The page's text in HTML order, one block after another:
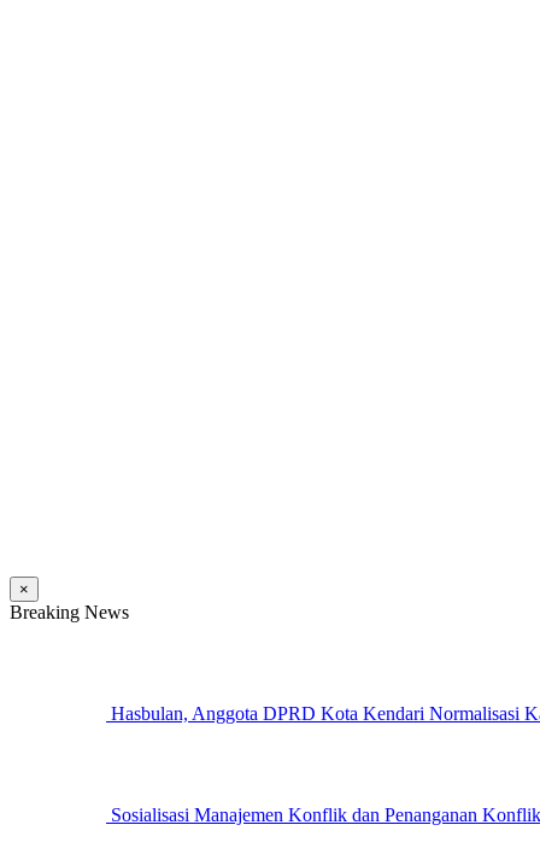
×
Breaking News
Hasbulan, Anggota DPRD Kota Kendari Normalisasi
Sosialisasi Manajemen Konflik dan Penanganan